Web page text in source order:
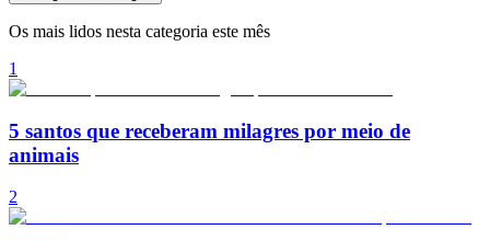
Os mais lidos nesta categoria este mês
1
5 santos que receberam milagres por meio de
animais
2